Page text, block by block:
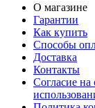
О магазине
Гарантии
Как купить
Способы
Доставка
Контакты
Согласие